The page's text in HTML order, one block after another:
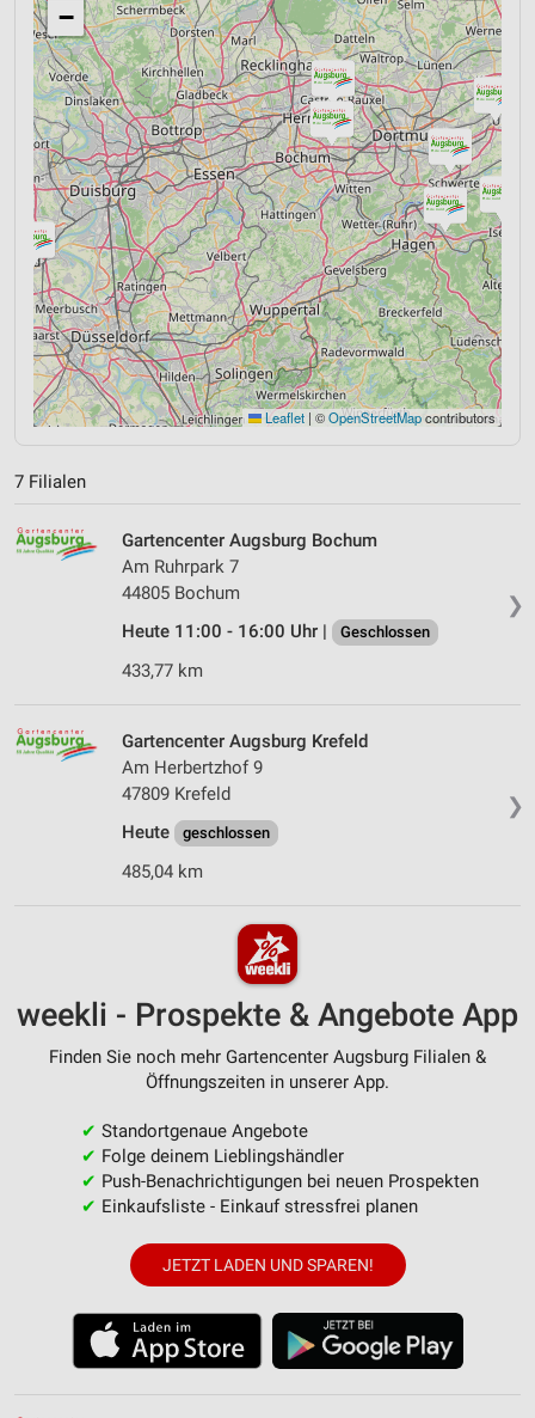
−
Leaflet | ©OpenStreetMapcontributors
7 Filialen
❯
Gartencenter Augsburg Bochum
Am Ruhrpark 7
44805 Bochum
Heute 11:00 - 16:00 Uhr |
Geschlossen
433,77 km
❯
Gartencenter Augsburg Krefeld
Am Herbertzhof 9
47809 Krefeld
Heute
geschlossen
485,04 km
weekli - Prospekte & Angebote App
Finden Sie noch mehr Gartencenter Augsburg Filialen &
Öffnungszeiten in unserer App.
✔ Standortgenaue Angebote
✔ Folge deinem Lieblingshändler
✔ Push-Benachrichtigungen bei neuen Prospekten
✔ Einkaufsliste - Einkauf stressfrei planen
JETZT LADEN UND SPAREN!